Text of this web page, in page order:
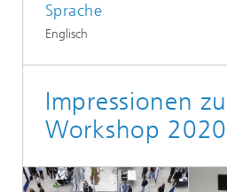
Sprache
Englisch
Impressionen
Workshop 2020